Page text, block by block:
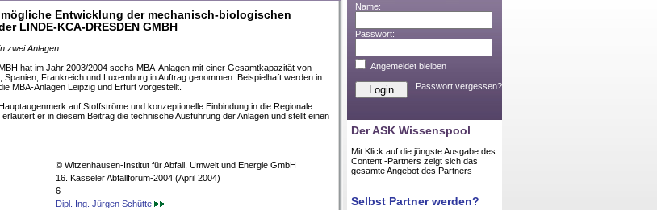
mögliche Entwicklung der mechanisch-biologischen
LINDE-KCA-DRESDEN GMBH
zwei Anlagen
hat im Jahr 2003/2004 sechs MBA-Anlagen mit einer Gesamtkapazität von
Spanien, Frankreich und Luxemburg in Auftrag genommen. Beispielhaft werden in
MBA-Anlagen Leipzig und Erfurt vorgestellt.
auf Stoffströme und konzeptionelle Einbindung in die Regionale
er in diesem Beitrag die technische Ausführung der Anlagen und stellt einen
© Witzenhausen-Institut für Abfall, Umwelt und Energie GmbH
16. Kasseler Abfallforum-2004 (April 2004)
6
Dipl. Ing. Jürgen Schütte
Name:
Passwort:
Angemeldet bleiben
Passwort vergessen?
Der ASK Wissenspool
Mit Klick auf die jüngste Ausgabe des
Content -Partners zeigt sich das
gesamte Angebot des Partners
Selbst Partner werden?